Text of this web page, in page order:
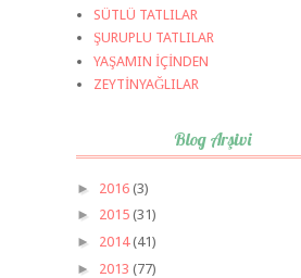
SÜTLÜ TATLILAR
ŞURUPLU TATLILAR
YAŞAMIN İÇİNDEN
ZEYTİNYAĞLILAR
Blog Arşivi
► 2016 (3)
► 2015 (31)
► 2014(41)
► 2013 (77)